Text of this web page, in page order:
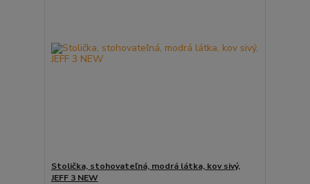
Stolička, stohovateľná, modrá látka, kov sivý,
JEFF 3 NEW